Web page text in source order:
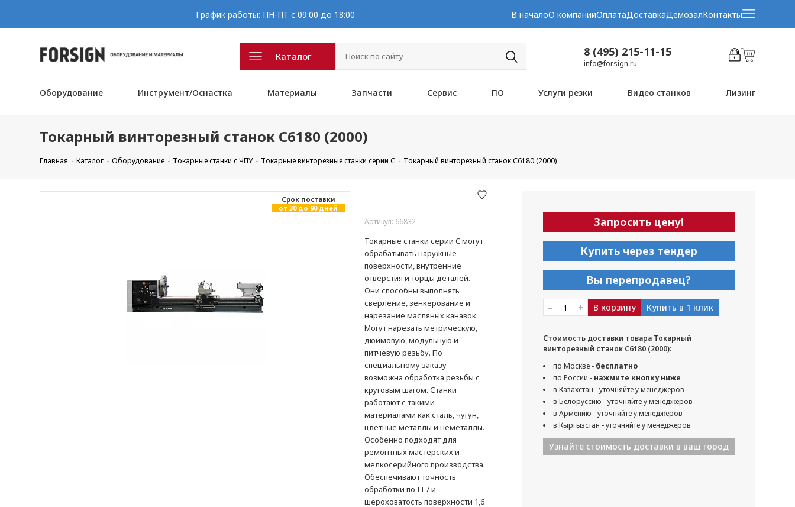
График работы: ПН-ПТ с 09:00 до 18:00 В началоО компанииОплатаДоставкаДемозалКонтакты
Каталог 8 (495) 215-11-15
info@forsign.ru
Оборудование Инструмент/Оснастка Материалы Запчасти Сервис ПО Услуги резки Видео станков Лизинг
Токарный винторезный станок С6180 (2000)
Главная Каталог Оборудование Токарные станки с ЧПУ Токарные винторезные станки серии C Токарный винторезный станок С6180 (2000)
Cрок поставки
от 30 до 90 дней
Артикул: 66832
Токарные станки серии C могут
обрабатывать наружные
поверхности, внутренние
отверстия и торцы деталей.
Они способны выполнять
сверление, зенкерование и
нарезание масляных канавок.
Могут нарезать метрическую,
дюймовую, модульную и
питчевую резьбу. По
специальному заказу
возможна обработка резьбы с
круговым шагом. Станки
работают с такими
материалами как сталь, чугун,
цветные металлы и неметаллы.
Особенно подходят для
ремонтных мастерских и
мелкосерийного производства.
Обеспечивают точность
обработки по IT7 и
шероховатость поверхности 1,6
Запросить цену!
Купить через тендер
Вы перепродавец?
– + В корзину Купить в 1 клик
Стоимость доставки товара Токарный
винторезный станок С6180 (2000):
по Москве - бесплатно
по России - нажмите кнопку ниже
в Казахстан - уточняйте у менеджеров
в Белоруссию - уточняйте у менеджеров
в Армению - уточняйте у менеджеров
в Кыргызстан - уточняйте у менеджеров
Узнайте стоимость доставки в ваш город